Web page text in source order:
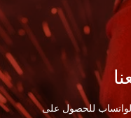
للحصول على